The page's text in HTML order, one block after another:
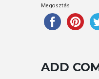
Megosztás
ADD